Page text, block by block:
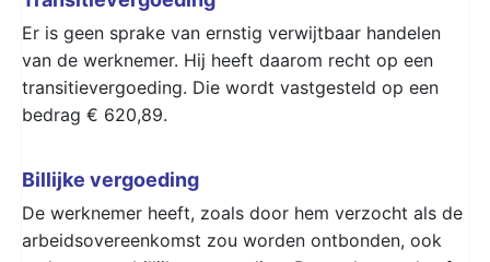
Er is geen sprake van ernstig verwijtbaar handelen
van de werknemer. Hij heeft daarom recht op een
transitievergoeding. Die wordt vastgesteld op een
bedrag € 620,89.
Billijke vergoeding
De werknemer heeft, zoals door hem verzocht als de
arbeidsovereenkomst zou worden ontbonden, ook